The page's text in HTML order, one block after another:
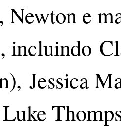
Newton e
incluindo
Jessica